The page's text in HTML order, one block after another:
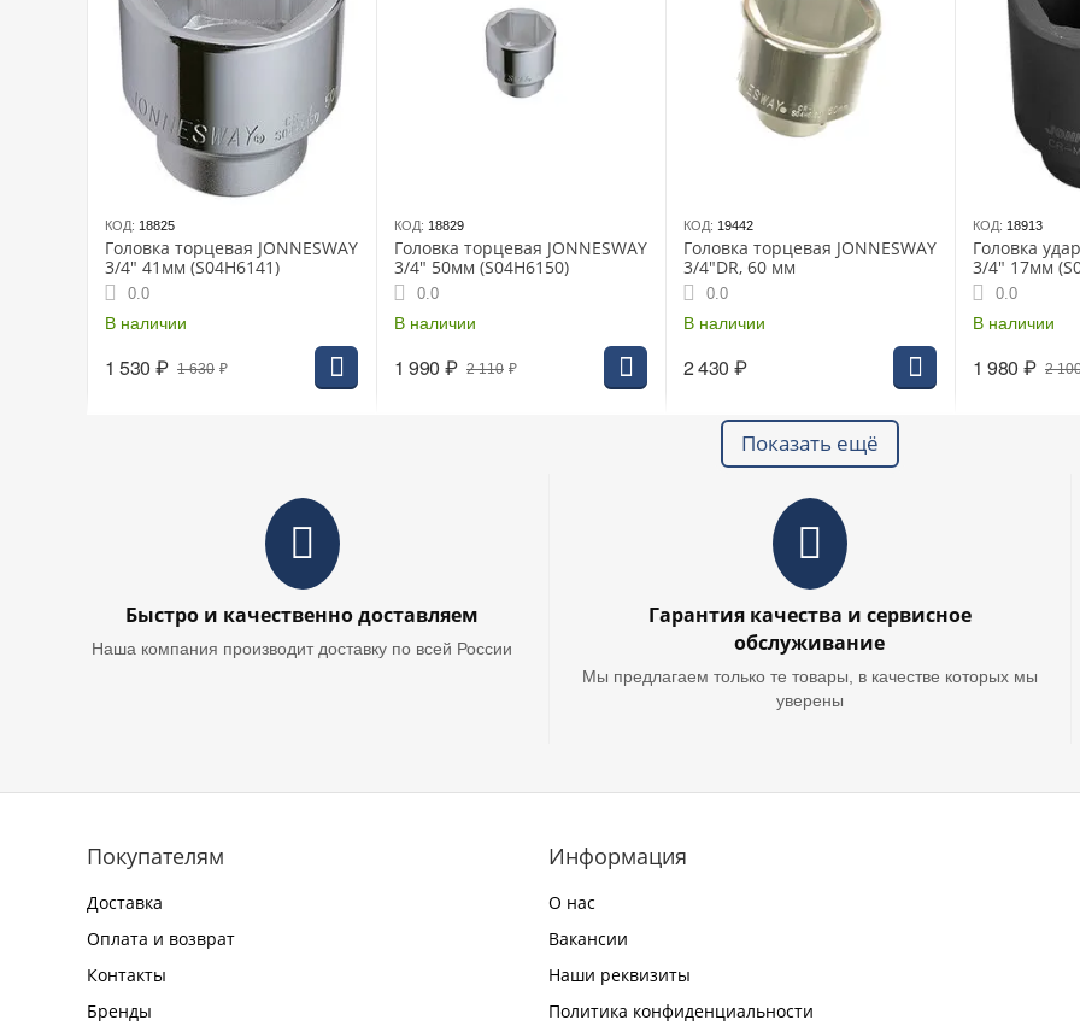
КОД: 18825
Головка торцевая JONNESWAY
3/4" 41мм (S04H6141)
0.0
В наличии
1 630 ₽
1 530 ₽
КОД: 18829
Головка торцевая JONNESWAY
3/4" 50мм (S04H6150)
0.0
В наличии
2 110 ₽
1 990 ₽
КОД: 19442
Головка торцевая JONNESWAY
3/4"DR, 60 мм
0.0
В наличии
2 430 ₽
КОД: 18913
Головка
3/4" 17мм
0.0
В наличии
2
1 980 ₽
Показать ещё
Быстро и качественно доставляем
Наша компания производит доставку по всей России
Гарантия качества и сервисное
обслуживание
Мы предлагаем только те товары, в качестве которых мы
уверены
Покупателям
Доставка
Оплата и возврат
Контакты
Бренды
Информация
О нас
Вакансии
Наши реквизиты
Политика конфиденциальности